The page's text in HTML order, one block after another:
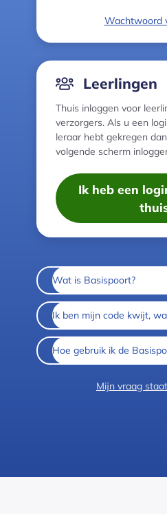
Wachtwoord
Leerlingen
Thuis inloggen voor
verzorgers. Als u een
leraar hebt gekregen
volgende scherm
Ik heb een
Wat is Basispoort?
Ik ben mijn code kwijt,
Hoe gebruik ik de
Mijn vraag